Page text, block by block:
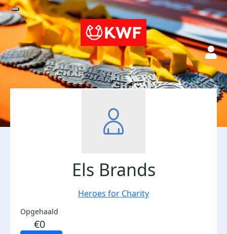
Els Brands
Heroes for Charity
Opgehaald
€0